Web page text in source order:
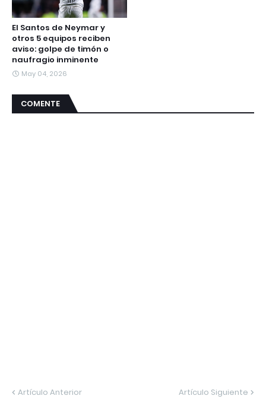
El Santos de Neymar y
otros 5 equipos reciben
aviso: golpe de timón o
naufragio inminente
May 04, 2026
COMENTE
Artículo Anterior Artículo Siguiente